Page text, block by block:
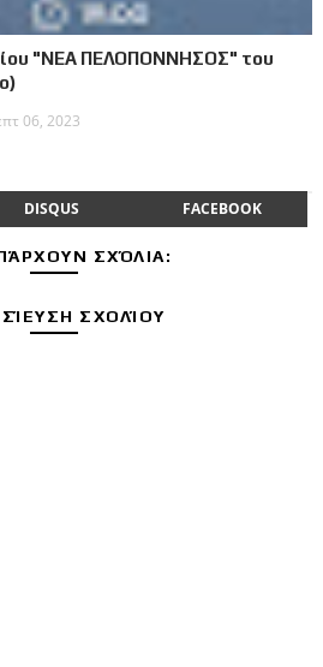
"ΝΕΑ ΠΕΛΟΠΟΝΝΗΣΟΣ" του
06, 2023
DISQUS FACEBOOK
ΣΧΌΛΙΑ:
ΣΧΟΛΊΟΥ